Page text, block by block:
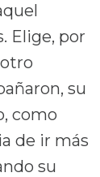
Elige, por
su
como
de ir más
su